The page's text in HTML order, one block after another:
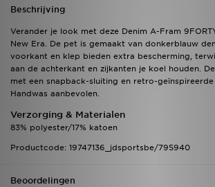
Beschrijving
Verander je look met deze Denim A-Fram
New Era. De pet is gemaakt van donkerblauw
voorkant en klep bieden extra bescherming,
aan de achterkant en zijkanten je koel houden.
met een snapback-sluiting en retro-
Handwas aanbevolen.
Verzorging & Materialen
83% polyester/17% katoen
Productcode: 19747136_jdsportsbe/795940
Beoordelingen